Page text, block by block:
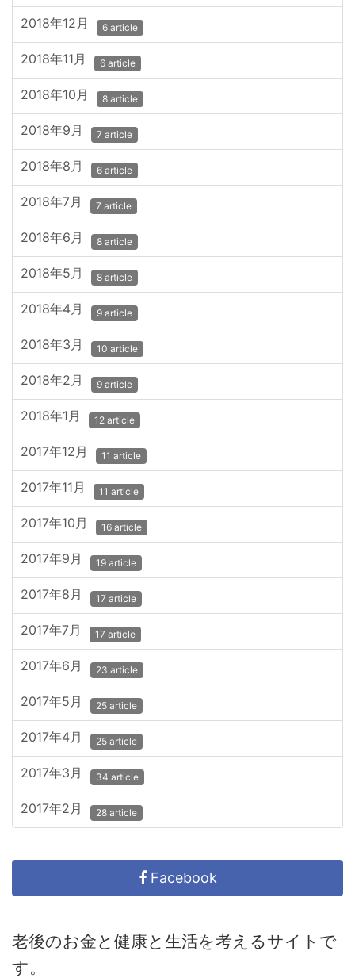
2018年12月 6 article
2018年11月 6 article
2018年10月 8 article
2018年9月 7 article
2018年8月 6 article
2018年7月 7 article
2018年6月 8 article
2018年5月 8 article
2018年4月 9 article
2018年3月 10 article
2018年2月 9 article
2018年1月 12 article
2017年12月 11 article
2017年11月 11 article
2017年10月 16 article
2017年9月 19 article
2017年8月 17 article
2017年7月 17 article
2017年6月 23 article
2017年5月 25 article
2017年4月 25 article
2017年3月 34 article
2017年2月 28 article
Facebook
老後のお金と健康と生活を考えるサイトで
す。